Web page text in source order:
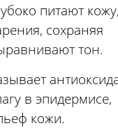
питают
сохраняя
тон.
в эпидермисе,
кожи.